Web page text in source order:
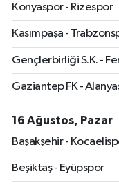
Konyaspor - Rizespor
Kasımpaşa -
Gençlerbirliği S.K. -
Gaziantep FK -
16 Ağustos, Pazar
Başakşehir -
Beşiktaş - Eyüpspor